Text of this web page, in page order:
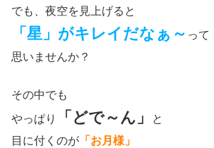
でも、夜空を見上げると
「星」がキレイだなぁ～ って
思いませんか？
その中でも
やっぱり
「どで～ん」
と
目に付くのが 「お月様」